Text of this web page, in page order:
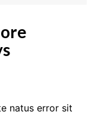
natus error sit